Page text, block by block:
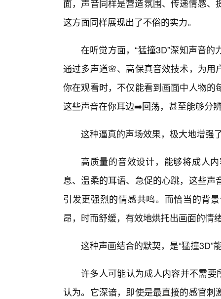
面，声音同样是营造氛围、传递情感、
这方面同样展现出了不俗的实力。
在听觉方面，“猛撞3D”深知声音
通过多声道🌸、高保真音效技术，为
你在观看时，不仅能看到画面中人物
这些声音在你耳边➡️回荡，甚至能够分
这种逼真的声场效果，极大地增强
高质量的音效设计，能够将成人
息、温柔的耳语、急促的心跳，这些
引发更强烈的情感共鸣。而恰当的背
昂，时而舒缓，有效地烘托出画面的情
这种声画结合的默契，是“猛撞3D”
许多人可能认为成人内容并不需要
认为。它深谙，即使是最直接的感官